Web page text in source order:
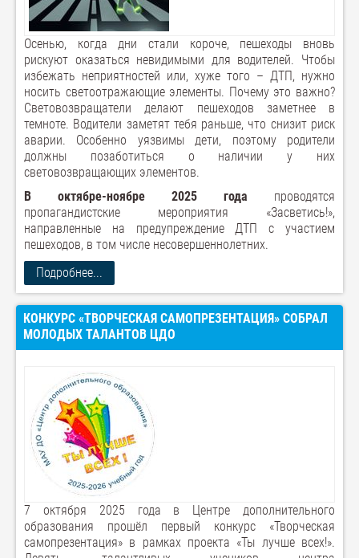
Осенью, когда дни стали короче, пешеходы вновь
рискуют оказаться невидимыми для водителей. Чтобы
избежать неприятностей или, хуже того – ДТП, нужно
носить светоотражающие элементы. Почему это важно?
Световозвращатели делают пешеходов заметнее в
темноте. Водители заметят тебя раньше, что снизит риск
аварии. Особенно уязвимы дети, поэтому родители
должны позаботиться о наличии у них
световозвращающих элементов.
В октябре-ноябре 2025 года проводятся
пропагандистские мероприятия «Засветись!»,
направленные на предупреждение ДТП с участием
пешеходов, в том числе несовершеннолетних.
Подробнее...
КОНКУРС «ТВОРЧЕСКАЯ САМОПРЕЗЕНТАЦИЯ» СОБРАЛ
МОЛОДЫХ ТАЛАНТОВ ЦДО
7 октября 2025 года в Центре дополнительного
образования прошёл первый конкурс «Творческая
самопрезентация» в рамках проекта «Ты лучше всех!».